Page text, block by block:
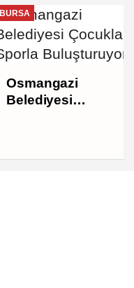
BURSA
Osmangazi
Belediyesi